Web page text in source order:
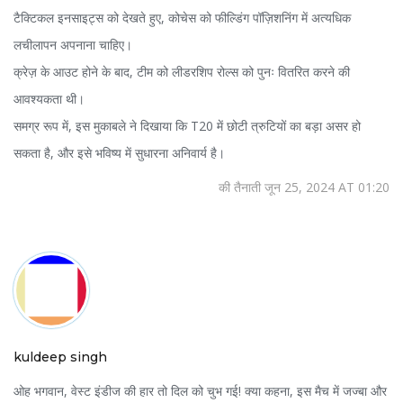
टैक्टिकल इनसाइट्स को देखते हुए, कोचेस को फील्डिंग पॉज़िशनिंग में अत्यधिक
लचीलापन अपनाना चाहिए।
क्रेज़ के आउट होने के बाद, टीम को लीडरशिप रोल्स को पुनः वितरित करने की
आवश्यकता थी।
समग्र रूप में, इस मुकाबले ने दिखाया कि T20 में छोटी त्रुटियों का बड़ा असर हो
सकता है, और इसे भविष्य में सुधारना अनिवार्य है।
की तैनाती जून 25, 2024 AT 01:20
kuldeep singh
ओह भगवान, वेस्ट इंडीज की हार तो दिल को चुभ गई! क्या कहना, इस मैच में जज्बा और